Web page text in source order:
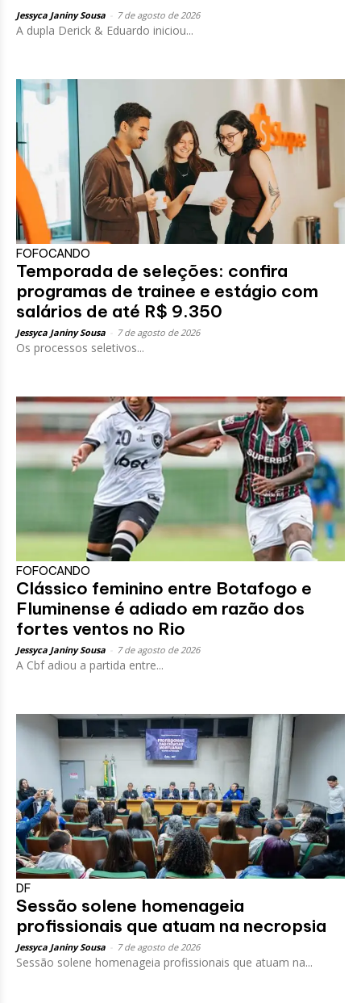
Jessyca Janiny Sousa 7 de agosto de 2026
A dupla Derick & Eduardo iniciou...
FOFOCANDO
Temporada de seleções: confira
programas de trainee e estágio com
salários de até R$ 9.350
Jessyca Janiny Sousa 7 de agosto de 2026
Os processos seletivos...
FOFOCANDO
Clássico feminino entre Botafogo e
Fluminense é adiado em razão dos
fortes ventos no Rio
Jessyca Janiny Sousa 7 de agosto de 2026
A Cbf adiou a partida entre...
DF
Sessão solene homenageia
profissionais que atuam na necropsia
Jessyca Janiny Sousa 7 de agosto de 2026
Sessão solene homenageia profissionais que atuam na...